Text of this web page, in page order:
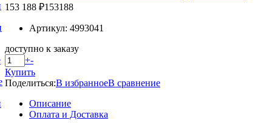
153 188 ₽153188
Артикул: 4993041
доступно к заказу
+-
Купить
Поделиться:В избранноеВ сравнение
Описание
Оплата и Доставка